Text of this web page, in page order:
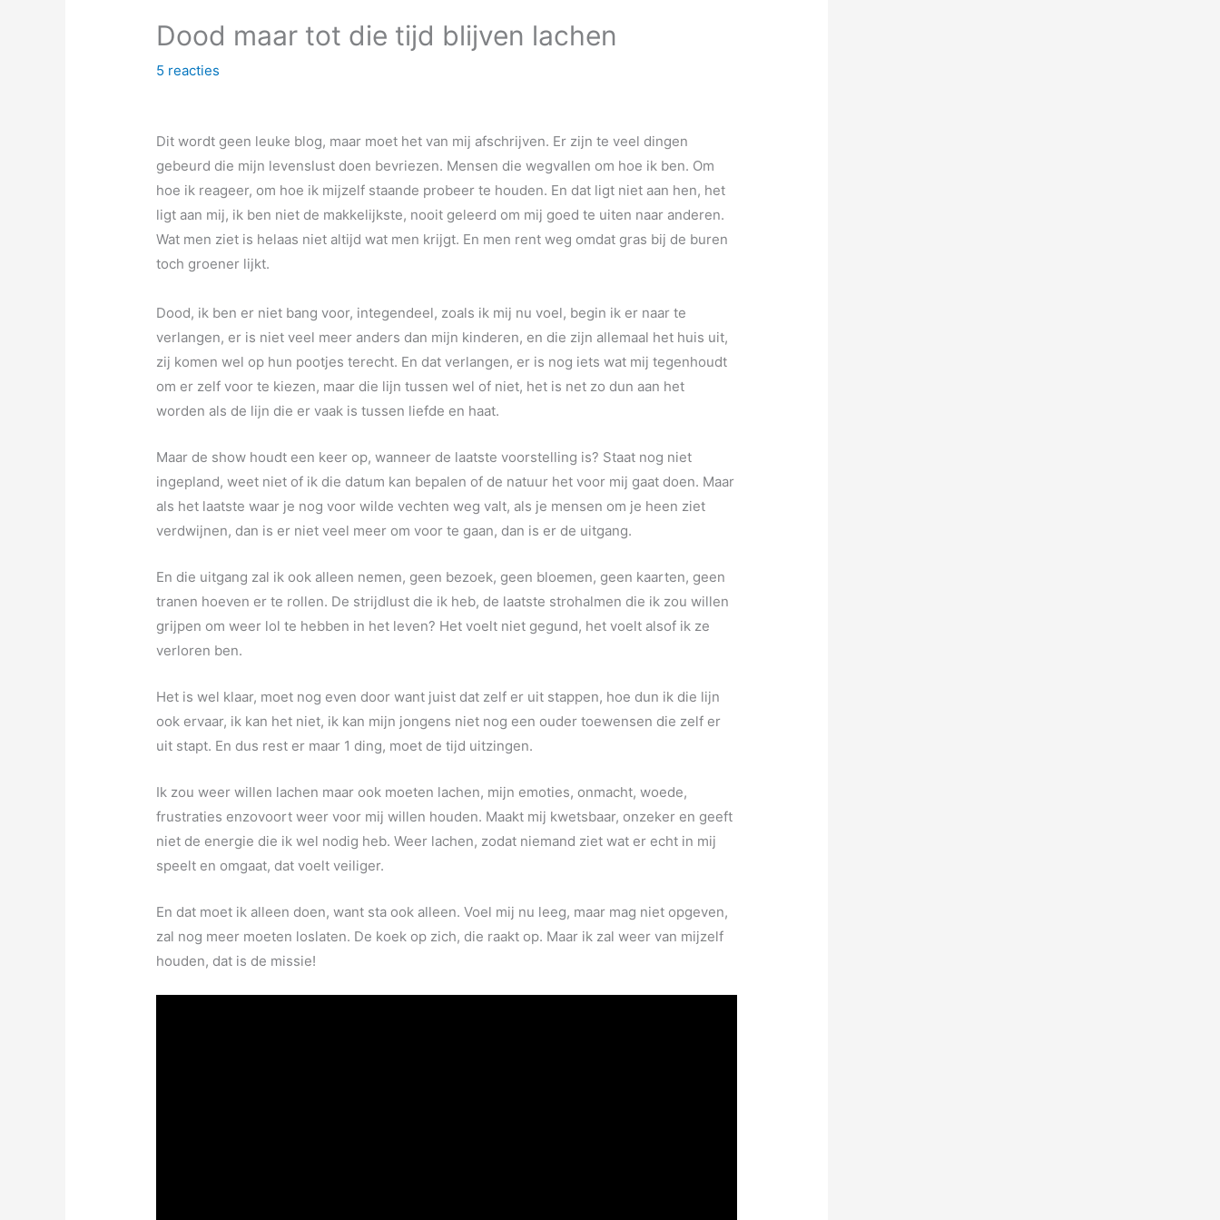
Dood maar tot die tijd blijven lachen
5 reacties
Dit wordt geen leuke blog, maar moet het van mij afschrijven. Er zijn te veel dingen
gebeurd die mijn levenslust doen bevriezen. Mensen die wegvallen om hoe ik ben. Om
hoe ik reageer, om hoe ik mijzelf staande probeer te houden. En dat ligt niet aan hen, het
ligt aan mij, ik ben niet de makkelijkste, nooit geleerd om mij goed te uiten naar anderen.
Wat men ziet is helaas niet altijd wat men krijgt. En men rent weg omdat gras bij de buren
toch groener lijkt.
Dood, ik ben er niet bang voor, integendeel, zoals ik mij nu voel, begin ik er naar te
verlangen, er is niet veel meer anders dan mijn kinderen, en die zijn allemaal het huis uit,
zij komen wel op hun pootjes terecht. En dat verlangen, er is nog iets wat mij tegenhoudt
om er zelf voor te kiezen, maar die lijn tussen wel of niet, het is net zo dun aan het
worden als de lijn die er vaak is tussen liefde en haat.
Maar de show houdt een keer op, wanneer de laatste voorstelling is? Staat nog niet
ingepland, weet niet of ik die datum kan bepalen of de natuur het voor mij gaat doen. Maar
als het laatste waar je nog voor wilde vechten weg valt, als je mensen om je heen ziet
verdwijnen, dan is er niet veel meer om voor te gaan, dan is er de uitgang.
En die uitgang zal ik ook alleen nemen, geen bezoek, geen bloemen, geen kaarten, geen
tranen hoeven er te rollen. De strijdlust die ik heb, de laatste strohalmen die ik zou willen
grijpen om weer lol te hebben in het leven? Het voelt niet gegund, het voelt alsof ik ze
verloren ben.
Het is wel klaar, moet nog even door want juist dat zelf er uit stappen, hoe dun ik die lijn
ook ervaar, ik kan het niet, ik kan mijn jongens niet nog een ouder toewensen die zelf er
uit stapt. En dus rest er maar 1 ding, moet de tijd uitzingen.
Ik zou weer willen lachen maar ook moeten lachen, mijn emoties, onmacht, woede,
frustraties enzovoort weer voor mij willen houden. Maakt mij kwetsbaar, onzeker en geeft
niet de energie die ik wel nodig heb. Weer lachen, zodat niemand ziet wat er echt in mij
speelt en omgaat, dat voelt veiliger.
En dat moet ik alleen doen, want sta ook alleen. Voel mij nu leeg, maar mag niet opgeven,
zal nog meer moeten loslaten. De koek op zich, die raakt op. Maar ik zal weer van mijzelf
houden, dat is de missie!